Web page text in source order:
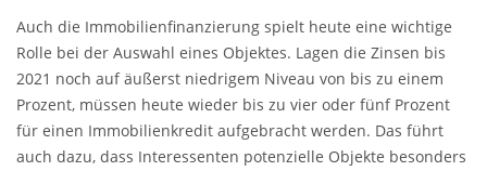
Auch die Immobilienfinanzierung spielt heute eine wichtige
Rolle bei der Auswahl eines Objektes. Lagen die Zinsen bis
2021 noch auf äußerst niedrigem Niveau von bis zu einem
Prozent, müssen heute wieder bis zu vier oder fünf Prozent
für einen Immobilienkredit aufgebracht werden. Das führt
auch dazu, dass Interessenten potenzielle Objekte besonders